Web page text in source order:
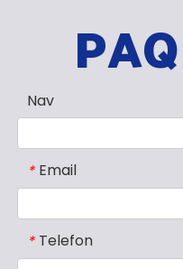
Nav
* Email
* Telefon